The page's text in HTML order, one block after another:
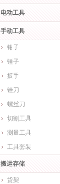
电动工具
手动工具
钳子
锤子
扳手
锉刀
螺丝刀
切割工具
测量工具
工具套装
搬运存储
货架